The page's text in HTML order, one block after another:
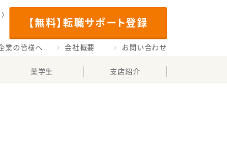
【無料】転職サポート登録
業の皆様へ 会社概要 お問い合わせ
薬学生 支店紹介